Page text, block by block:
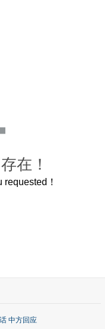
在！
！
中方回应